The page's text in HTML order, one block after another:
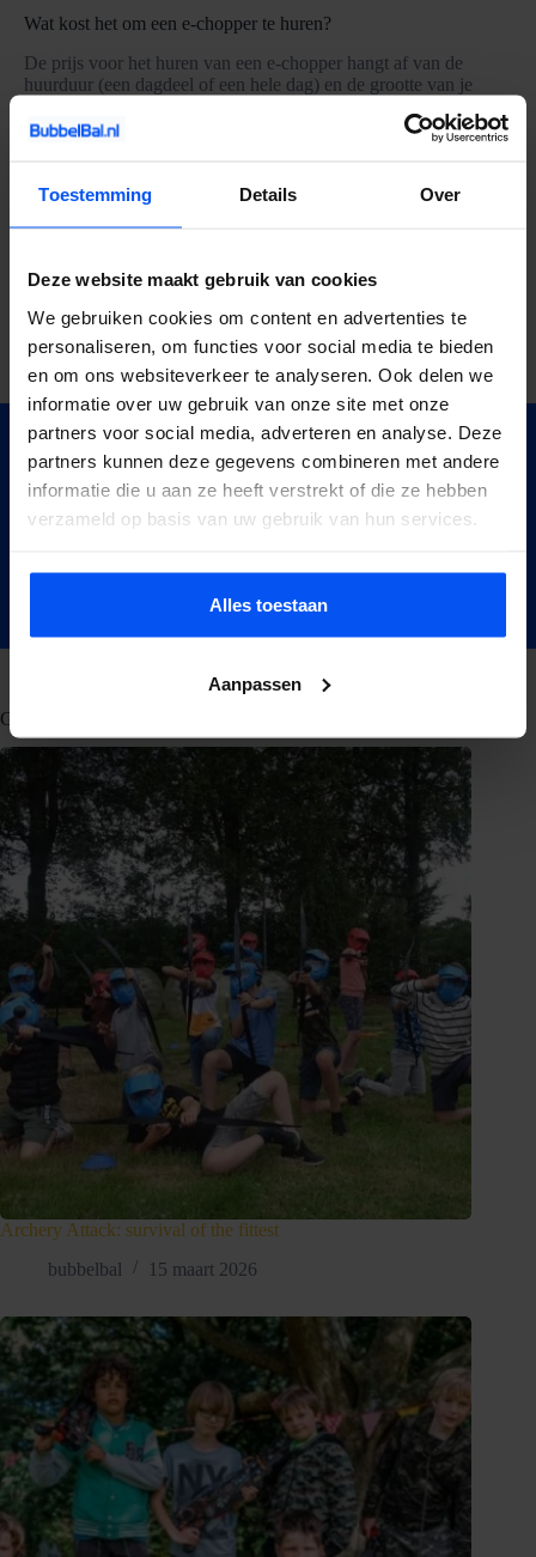
Toestemming Details Over
Deze website maakt gebruik van cookies
We gebruiken cookies om content en advertenties te
personaliseren, om functies voor social media te bieden
en om ons websiteverkeer te analyseren. Ook delen we
informatie over uw gebruik van onze site met onze
partners voor social media, adverteren en analyse. Deze
partners kunnen deze gegevens combineren met andere
informatie die u aan ze heeft verstrekt of die ze hebben
verzameld op basis van uw gebruik van hun services.
Alles toestaan
Aanpassen
Wat kost het om een e-chopper te huren?
De prijs voor het huren van een e-chopper hangt af van de
huurduur (een dagdeel of een hele dag) en de grootte van je
eventueel inclusief route, begeleiding of een horeca-
arrangement. Wil je weten wat het precies gaat kosten voor jou?
aan.
Neem contact op Vraag direct een offerte aan
Interesse? Vraagdirecteen offerte
aan!
Offerte aanvragen
Gerelateerde blogs
Archery Attack: survival of the fittest
bubbelbal
15 maart 2026